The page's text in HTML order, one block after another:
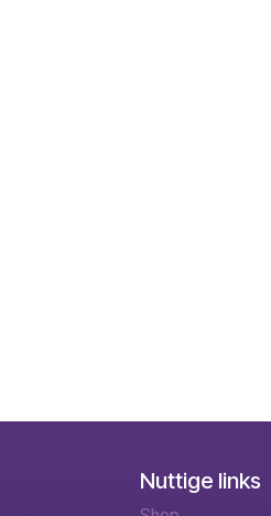
Nuttige links